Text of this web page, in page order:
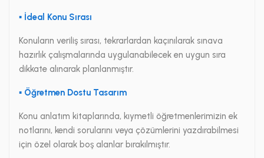
▪ İdeal Konu Sırası
Konuların veriliş sırası, tekrarlardan kaçınılarak sınava
hazırlık çalışmalarında uygulanabilecek en uygun sıra
dikkate alınarak planlanmıştır.
▪ Öğretmen Dostu Tasarım
Konu anlatım kitaplarında, kıymetli öğretmenlerimizin ek
notlarını, kendi sorularını veya çözümlerini yazdırabilmesi
için özel olarak boş alanlar bırakılmıştır.